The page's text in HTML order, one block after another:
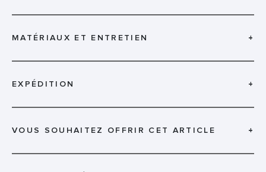
MATÉRIAUX ET ENTRETIEN +
EXPÉDITION +
VOUS SOUHAITEZ OFFRIR CET ARTICLE +